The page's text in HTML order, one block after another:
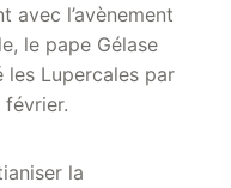
avec l’avènement
le pape Gélase
Lupercales par
février.
la